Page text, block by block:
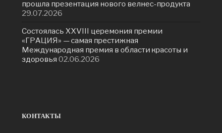
прошла презентация нового велнес-продукта
29.07.2026
Состоялась ХXVIII церемония премии
«ГРАЦИЯ» — самая престижная
Международная премия в области красоты и
здоровья 02.06.2026
КОНТАКТЫ